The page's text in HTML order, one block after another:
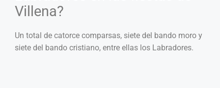
Villena?
Un total de catorce comparsas, siete del bando moro y
siete del bando cristiano, entre ellas los Labradores.